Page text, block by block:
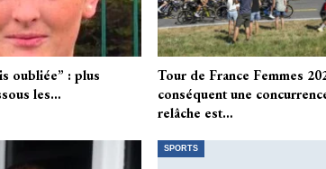
oubliée” : plus
les…
Tour de France Femmes
conséquent une
relâche est…
SPORTS